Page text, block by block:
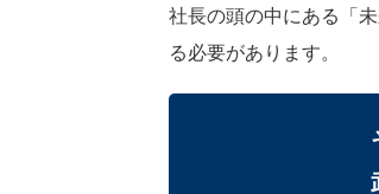
社長の頭の中にある「
る必要があります。